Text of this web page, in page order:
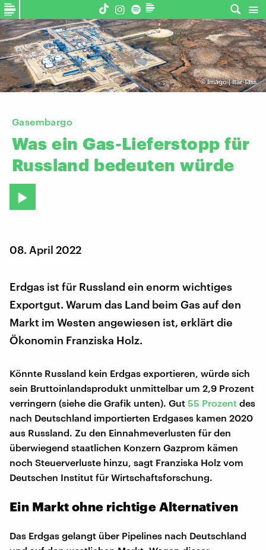
©Imago | Itar-Tass
Gasembargo
Was ein Gas-Lieferstopp für
Russland bedeuten würde
08. April 2022
Erdgas ist für Russland ein enorm wichtiges
Exportgut. Warum das Land beim Gas auf den
Markt im Westen angewiesen ist, erklärt die
Ökonomin Franziska Holz.
Könnte Russland kein Erdgas exportieren, würde sich
sein Bruttoinlandsprodukt unmittelbar um 2,9 Prozent
verringern (siehe die Grafik unten). Gut 55 Prozent des
nach Deutschland importierten Erdgases kamen 2020
aus Russland. Zu den Einnahmeverlusten für den
überwiegend staatlichen Konzern Gazprom kämen
noch Steuerverluste hinzu, sagt Franziska Holz vom
Deutschen Institut für Wirtschaftsforschung.
Ein Markt ohne richtige Alternativen
Das Erdgas gelangt über Pipelines nach Deutschland